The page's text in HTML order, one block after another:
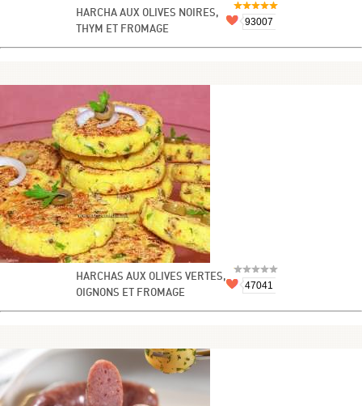
HARCHA AUX OLIVES NOIRES,
THYM ET FROMAGE
93007
HARCHAS AUX OLIVES VERTES,
OIGNONS ET FROMAGE
47041